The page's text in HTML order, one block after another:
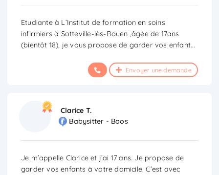
Etudiante à L’Institut de formation en soins
infirmiers à Sotteville-lès-Rouen ,âgée de 17ans
(bientôt 18), je vous propose de garder vos enfant...
Envoyer une demande
Clarice T.
Babysitter - Boos
Je m’appelle Clarice et j’ai 17 ans. Je propose de
garder vos enfants à votre domicile. C’est avec